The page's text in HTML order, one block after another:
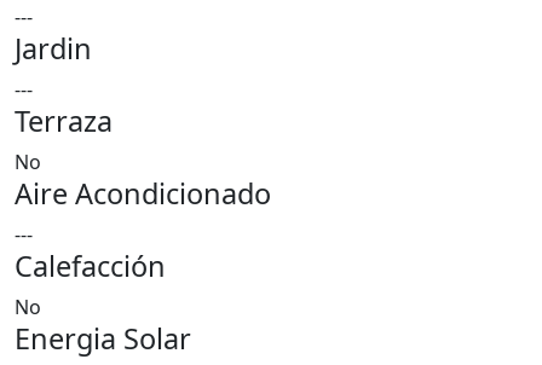
---
Jardin
---
Terraza
No
Aire Acondicionado
---
Calefacción
No
Energia Solar